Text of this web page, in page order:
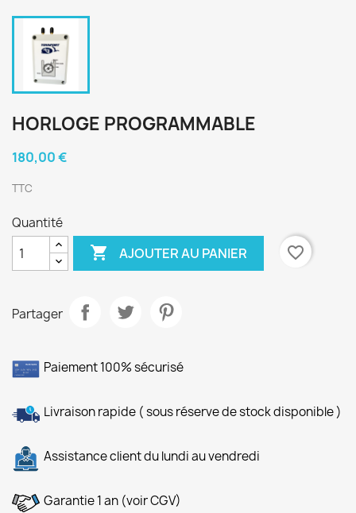
HORLOGE PROGRAMMABLE
180,00 €
TTC
Quantité
 AJOUTER AU PANIER favorite_border
Partager
Paiement 100% sécurisé
Livraison rapide ( sous réserve de stock disponible )
Assistance client du lundi au vendredi
Garantie 1 an (voir CGV)